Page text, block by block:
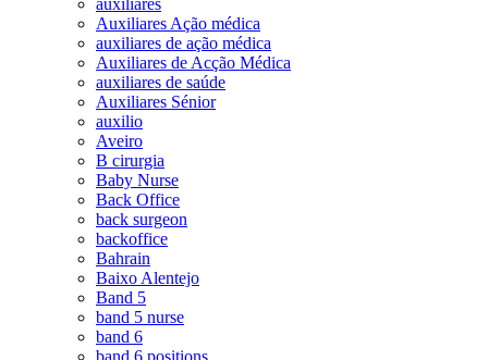
Auxiliares Ação médica
auxiliares de ação médica
Auxiliares de Acção Médica
auxiliares de saúde
Auxiliares Sénior
auxilio
Aveiro
B cirurgia
Baby Nurse
Back Office
back surgeon
backoffice
Bahrain
Baixo Alentejo
Band 5
band 5 nurse
band 6
band 6 positions